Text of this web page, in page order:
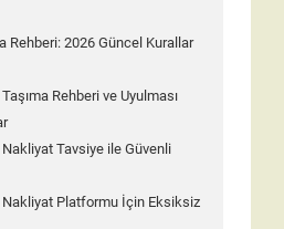
Rehberi: 2026 Güncel Kurallar
Rehberi ve Uyulması
Tavsiye ile Güvenli
Nakliyat Platformu İçin Eksiksiz